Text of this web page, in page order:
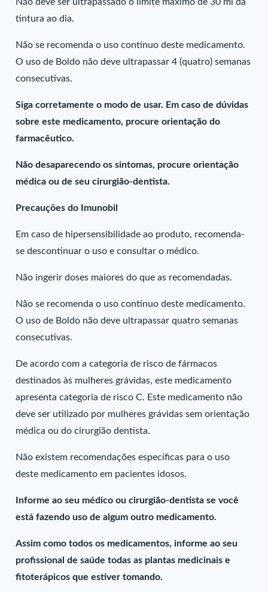
tintura ao dia.
Não se recomenda o uso contínuo deste medicamento.
O uso de Boldo não deve ultrapassar 4 (quatro) semanas
consecutivas.
Siga corretamente o modo de usar. Em caso de dúvidas
sobre este medicamento, procure orientação do
farmacêutico.
Não desaparecendo os sintomas, procure orientação
médica ou de seu cirurgião-dentista.
Precauções do Imunobil
Em caso de hipersensibilidade ao produto, recomenda-
se descontinuar o uso e consultar o médico.
Não ingerir doses maiores do que as recomendadas.
Não se recomenda o uso contínuo deste medicamento.
O uso de Boldo não deve ultrapassar quatro semanas
consecutivas.
De acordo com a categoria de risco de fármacos
destinados às mulheres grávidas, este medicamento
apresenta categoria de risco C. Este medicamento não
deve ser utilizado por mulheres grávidas sem orientação
médica ou do cirurgião dentista.
Não existem recomendações específicas para o uso
deste medicamento em pacientes idosos.
Informe ao seu médico ou cirurgião-dentista se você
está fazendo uso de algum outro medicamento.
Assim como todos os medicamentos, informe ao seu
profissional de saúde todas as plantas medicinais e
fitoterápicos que estiver tomando.